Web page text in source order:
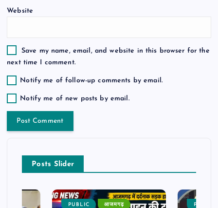
Website
Save my name, email, and website in this browser for the
next time I comment.
Notify me of follow-up comments by email.
Notify me of new posts by email.
Posts Slider
PUBLIC आजमगढ़ PUBLIC